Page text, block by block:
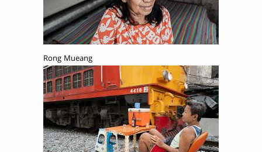
Rong Mueang